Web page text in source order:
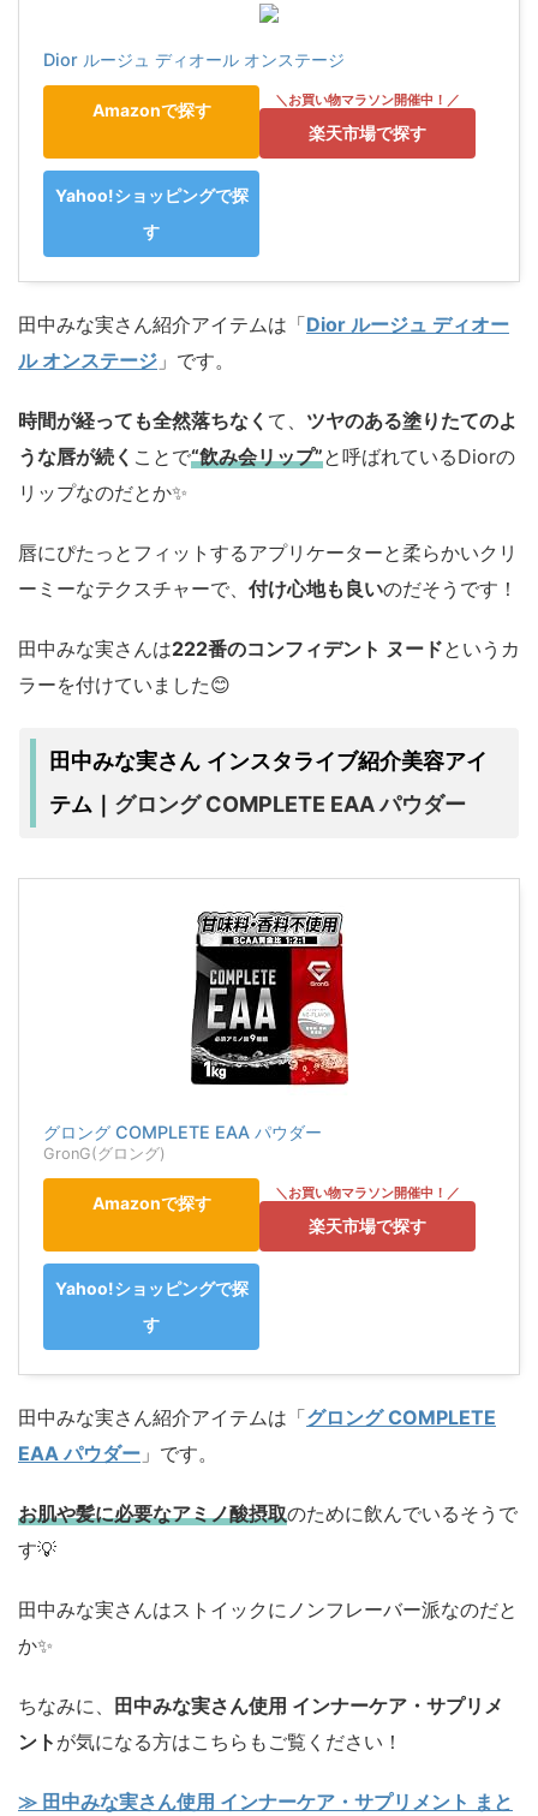
Dior ルージュ ディオール オンステージ
Amazonで探す
楽天市場で探す
Yahoo!ショッピングで探
す
田中みな実さん紹介アイテムは「Dior ルージュ ディオー
ル オンステージ 」です。
時間が経っても全然落ちなく て、 ツヤのある塗りたてのよ
うな唇が続く ことで“飲み会リップ”と呼ばれているDiorの
リップなのだとか✨️
唇にぴたっとフィットするアプリケーターと柔らかいクリ
ーミーなテクスチャーで、 付け心地も良いのだそうです！
田中みな実さんは222番のコンフィデント ヌードというカ
ラーを付けていました😊
田中みな実さん インスタライブ紹介美容アイ
テム｜ グロング COMPLETE EAA パウダー
グロング COMPLETE EAA パウダー
GronG(グロング)
Amazonで探す
楽天市場で探す
Yahoo!ショッピングで探
す
田中みな実さん紹介アイテムは「グロング COMPLETE
EAA パウダー 」です。
お肌や髪に必要なアミノ酸摂取のために飲んでいるそうで
す💡
田中みな実さんはストイックにノンフレーバー派なのだと
か✨️
ちなみに、
田中みな実さん使用 インナーケア・サプリメ
ント が気になる方はこちらもご覧ください！
≫ 田中みな実さん使用 インナーケア・サプリメント まと